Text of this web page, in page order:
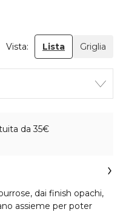
Vista: Lista Griglia
da 35€
dai finish opachi,
assieme per poter